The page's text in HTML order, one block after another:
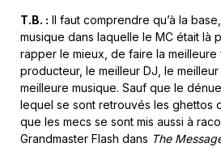
T.B. : Il faut comprendre qu’à la
musique dans laquelle le MC était là
rapper le mieux, de faire la meilleure
producteur, le meilleur DJ, le
meilleure musique. Sauf que le
lequel se sont retrouvés les ghettos
que les mecs se sont mis aussi à
Grandmaster Flash dans The